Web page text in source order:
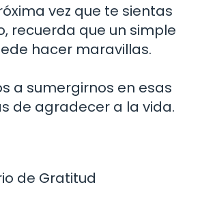
vez que te sientas
recuerda que un simple
hacer maravillas.
a sumergirnos en esas
de agradecer a la vida.
de Gratitud